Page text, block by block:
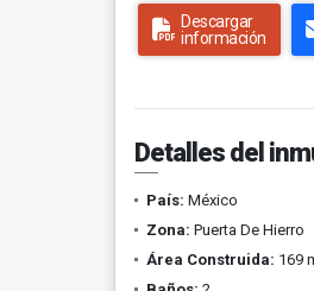
Descargar
información
Detalles del
País: México
Zona: Puerta De Hierro
Área Construida: 169